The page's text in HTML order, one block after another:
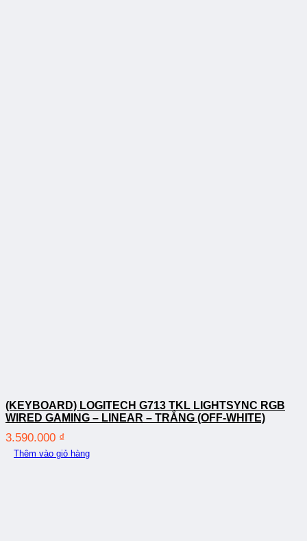
(KEYBOARD) LOGITECH G713 TKL LIGHTSYNC RGB
WIRED GAMING – LINEAR – TRẮNG (OFF-WHITE)
3.590.000 ₫
Thêm vào giỏ hàng